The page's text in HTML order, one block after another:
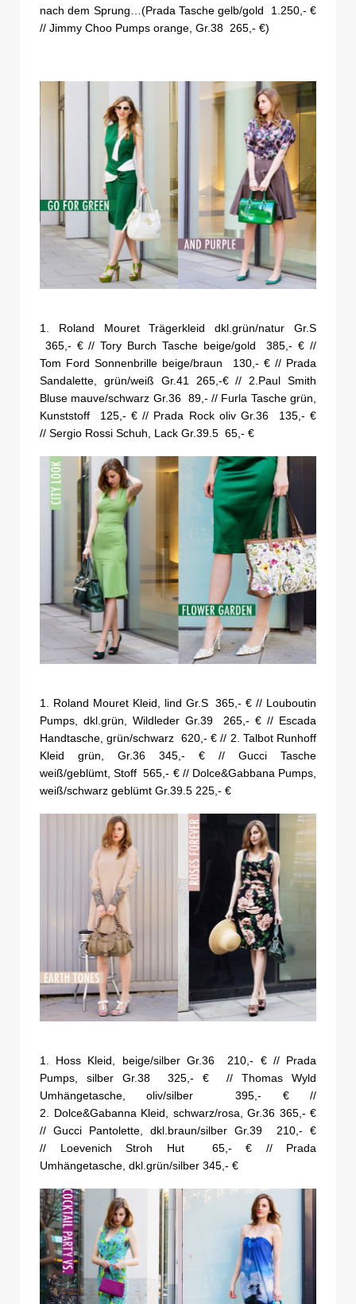
nach dem Sprung…(Prada Tasche gelb/gold 1.250,- €
// Jimmy Choo Pumps orange, Gr.38 265,- €)
1. Roland Mouret Trägerkleid dkl.grün/natur Gr.S
365,- € // Tory Burch Tasche beige/gold 385,- € //
Tom Ford Sonnenbrille beige/braun 130,- € // Prada
Sandalette, grün/weiß Gr.41 265,-€ // 2.Paul Smith
Bluse mauve/schwarz Gr.36 89,- // Furla Tasche grün,
Kunststoff 125,- € // Prada Rock oliv Gr.36 135,- €
// Sergio Rossi Schuh, Lack Gr.39.5 65,- €
1. Roland Mouret Kleid, lind Gr.S 365,- € // Louboutin
Pumps, dkl.grün, Wildleder Gr.39 265,- € // Escada
Handtasche, grün/schwarz 620,- € // 2. Talbot Runhoff
Kleid grün, Gr.36 345,- € // Gucci Tasche
weiß/geblümt, Stoff 565,- € // Dolce&Gabbana Pumps,
weiß/schwarz geblümt Gr.39.5 225,- €
1. Hoss Kleid, beige/silber Gr.36 210,- € // Prada
Pumps, silber Gr.38 325,- € // Thomas Wyld
Umhängetasche, oliv/silber 395,- € //
2. Dolce&Gabanna Kleid, schwarz/rosa, Gr.36 365,- €
// Gucci Pantolette, dkl.braun/silber Gr.39 210,- €
// Loevenich Stroh Hut 65,- € // Prada
Umhängetasche, dkl.grün/silber 345,- €